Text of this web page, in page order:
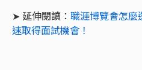
➤ 延伸閱讀： 職涯博覽會怎麼
速取得面試機會！